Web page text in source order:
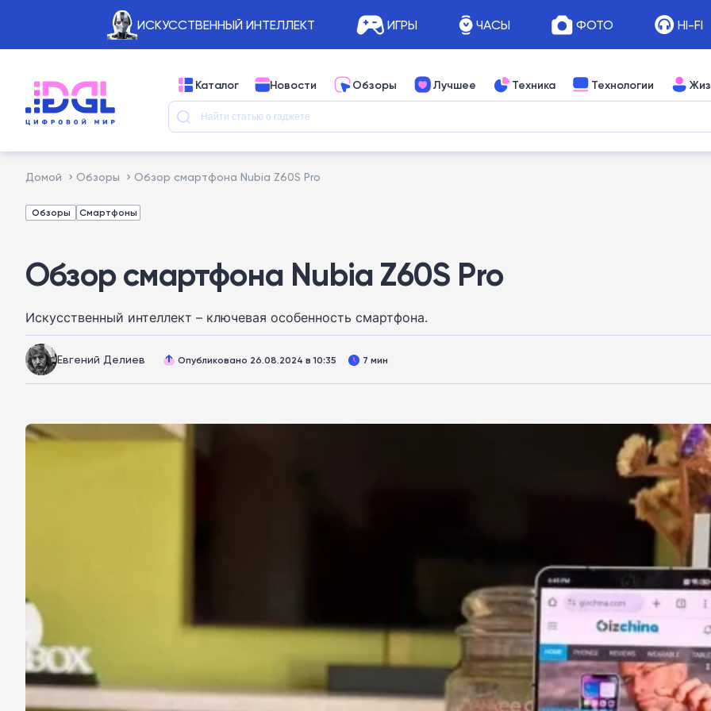
ИСКУССТВЕННЫЙ ИНТЕЛЛЕКТ ИГРЫ ЧАСЫ ФОТО HI-FI
Каталог Новости Обзоры Лучшее Техника Технологии
Домой Обзоры Обзор смартфона Nubia Z60S Pro
Обзоры Смартфоны
Обзор смартфона Nubia Z60S Pro
Искусственный интеллект – ключевая особенность смартфона.
Евгений Делиев Опубликовано 26.08.2024 в 10:35 7 мин